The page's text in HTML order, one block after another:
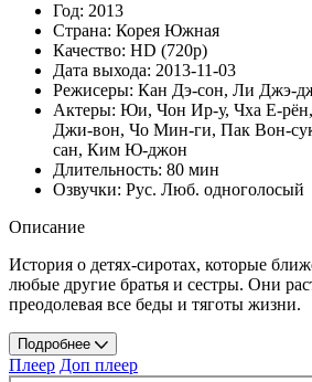
Год: 2013
Страна: Корея Южная
Качество: HD (720p)
Дата выхода: 2013-11-03
Режисеры: Кан Дэ-сон, Ли Джэ-
Актеры: Юи, Чон Ир-у, Чха Е-
Джи-вон, Чо Мин-ги, Пак Вон-
сан, Ким Ю-джон
Длительность: 80 мин
Озвучки: Рус. Люб. одноголосый
Описание
История о детях-сиротах, которые
любые другие братья и сестры. Они
преодолевая все беды и тяготы жизни.
Подробнее
Плеер Доп плеер